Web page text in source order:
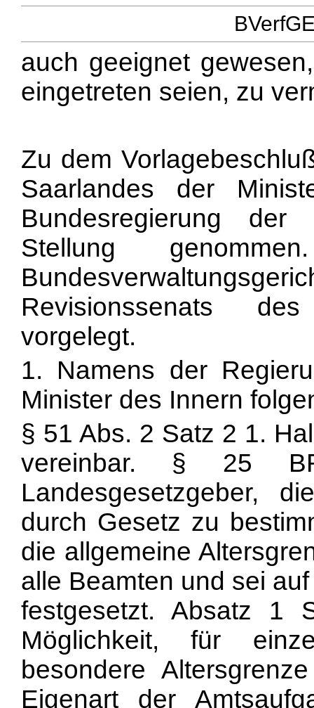
auch geeignet
eingetreten seien, zu
Zu dem
Saarlandes der
Bundesregierung
Stellung
Revisionssenats des
vorgelegt.
1. Namens der
Minister des Innern
§ 51 Abs. 2 Satz 2 1.
vereinbar. § 25
Landesgesetzgeber,
durch Gesetz zu
die allgemeine
alle Beamten und sei
festgesetzt. Absatz 1
Möglichkeit, für
besondere
Eigenart der